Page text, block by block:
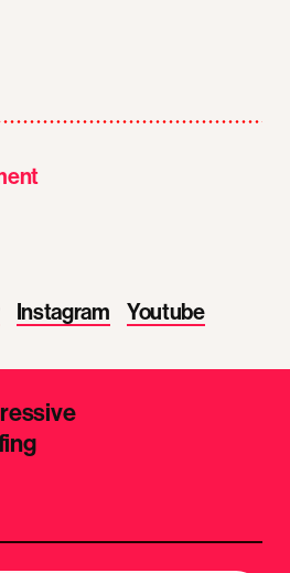
Instagram Youtube